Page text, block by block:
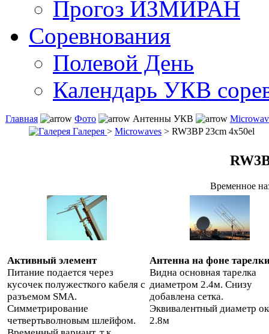
Прогоз ИЗМИРАН
Соревнования
Полевой День
Календарь УКВ
Главная Фото Антенны УКВ
Галерея > Microwaves > RW3BP 23cm 4x50el
Временное
Активный элемент
Питание подается через
кусочек полужесткого кабеля с
разъемом SMA.
Симметрирование
четвертьволновым шлейфом.
Антенна на фоне
Видна основная тарелка
диаметром 2.4м. Снизу
добавлена сетка.
Эквивалентный диаметр
2.8м